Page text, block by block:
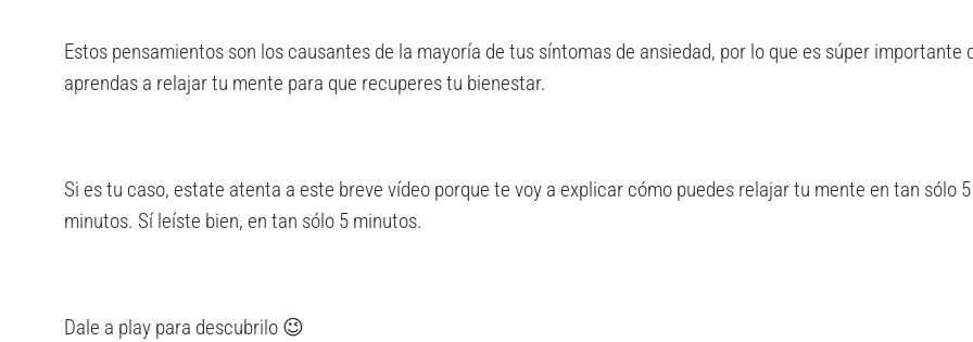
Estos pensamientos son los causantes de la mayoría de tus síntomas de ansiedad, por lo que es súper importante
aprendas a relajar tu mente para que recuperes tu bienestar.
Si es tu caso, estate atenta a este breve vídeo porque te voy a explicar cómo puedes relajar tu mente en tan sólo 5
minutos. Sí leíste bien, en tan sólo 5 minutos.
Dale a play para descubrilo 😉